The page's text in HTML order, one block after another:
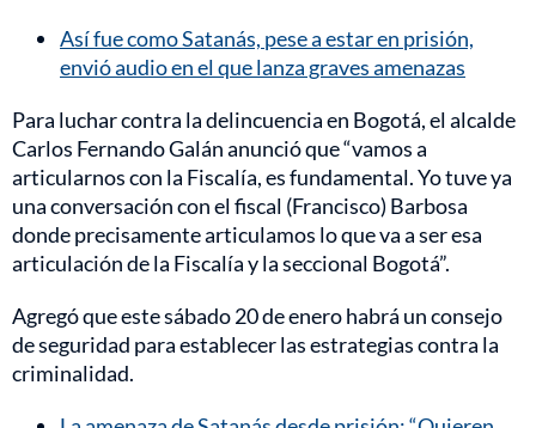
Así fue como Satanás, pese a estar en prisión,
envió audio en el que lanza graves amenazas
Para luchar contra la delincuencia en Bogotá, el alcalde
Carlos Fernando Galán anunció que “vamos a
articularnos con la Fiscalía, es fundamental. Yo tuve ya
una conversación con el fiscal (Francisco) Barbosa
donde precisamente articulamos lo que va a ser esa
articulación de la Fiscalía y la seccional Bogotá”.
Agregó que este sábado 20 de enero habrá un consejo
de seguridad para establecer las estrategias contra la
criminalidad.